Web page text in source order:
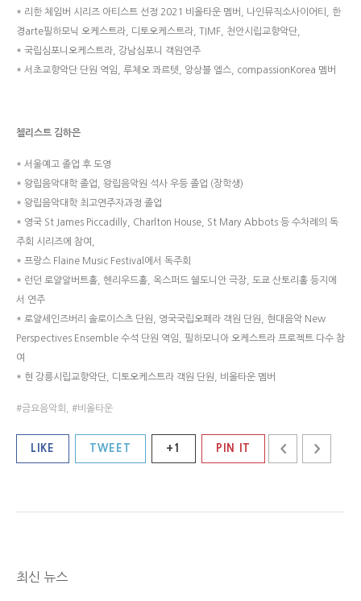
* 리한 체임버 시리즈 아티스트 선정 2021 비올타운 멤버, 나인뮤직소사이어티, 한
경arte필하모닉 오케스트라, 디토오케스트라, TIMF, 천안시립교향악단,
* 국립심포니오케스트라, 강남심포니 객원연주
* 서초교향악단 단원 역임, 루체오 콰르텟, 앙상블 엘스, compassionKorea 멤버
첼리스트 김하은
* 서울예고 졸업 후 도영
* 왕립음악대학 졸업, 왕립음악원 석사 우등 졸업 (장학생)
* 왕립음악대학 최고연주자과정 졸업
* 영국 St James Piccadilly, Charlton House, St Mary Abbots 등 수차례의 독
주회 시리즈에 참여,
* 프랑스 Flaine Music Festival에서 독주회
* 런던 로얄알버트홀, 헨리우드홀, 옥스퍼드 쉘도니안 극장, 도쿄 산토리홀 등지에
서 연주
* 로얄세인즈버리 솔로이스츠 단원, 영국국립오페라 객원 단원, 현대음악 New
Perspectives Ensemble 수석 단원 역임, 필하모니아 오케스트라 프로젝트 다수 참
여
* 현 강릉시립교향악단, 디토오케스트라 객원 단원, 비올타운 멤버
금요음악회 비올타운
LIKE TWEET +1 PIN IT
최신 뉴스